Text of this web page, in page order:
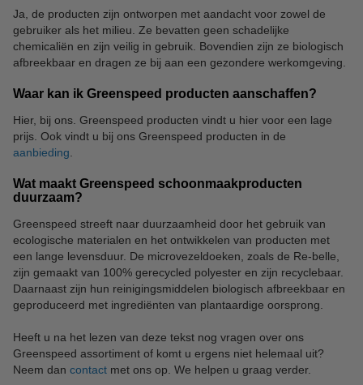
Ja, de producten zijn ontworpen met aandacht voor zowel de
gebruiker als het milieu. Ze bevatten geen schadelijke
chemicaliën en zijn veilig in gebruik. Bovendien zijn ze biologisch
afbreekbaar en dragen ze bij aan een gezondere werkomgeving.
Waar kan ik Greenspeed producten aanschaffen?
Hier, bij ons. Greenspeed producten vindt u hier voor een lage
prijs. Ook vindt u bij ons Greenspeed producten in de
aanbieding
Wat maakt Greenspeed schoonmaakproducten
duurzaam?
Greenspeed streeft naar duurzaamheid door het gebruik van
ecologische materialen en het ontwikkelen van producten met
een lange levensduur. De microvezeldoeken, zoals de Re-belle,
zijn gemaakt van 100% gerecycled polyester en zijn recyclebaar.
Daarnaast zijn hun reinigingsmiddelen biologisch afbreekbaar en
geproduceerd met ingrediënten van plantaardige oorsprong.
Heeft u na het lezen van deze tekst nog vragen over ons
Greenspeed assortiment of komt u ergens niet helemaal uit?
Neem dan contact met ons op. We helpen u graag verder.